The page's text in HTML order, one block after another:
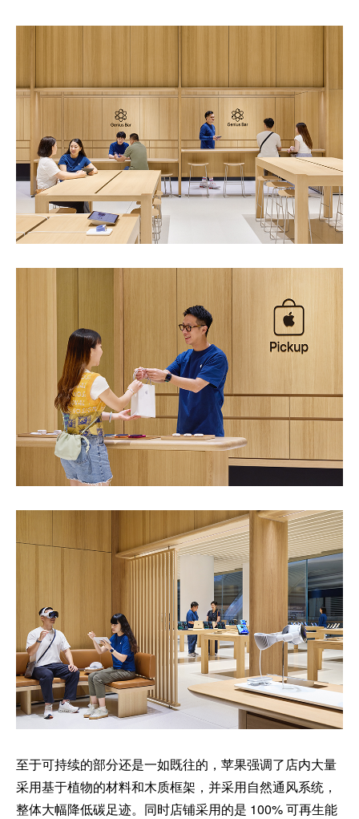
至于可持续的部分还是一如既往的，苹果强调了店内大量
采用基于植物的材料和木质框架，并采用自然通风系统，
整体大幅降低碳足迹。同时店铺采用的是 100% 可再生能